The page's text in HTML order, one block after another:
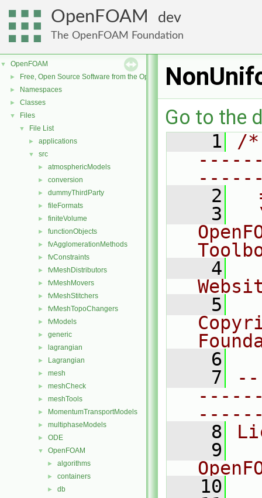
OpenFOAM dev
The OpenFOAM Foundation
▼ OpenFOAM
► Free, Open Source Software from the OpenFOAM Foundation
► Namespaces
► Classes
▼ Files
▼ File List
► applications
▼ src
► atmosphericModels
► conversion
► dummyThirdParty
► fileFormats
► finiteVolume
► functionObjects
► fvAgglomerationMethods
► fvConstraints
► fvMeshDistributors
► fvMeshMovers
► fvMeshStitchers
► fvMeshTopoChangers
► fvModels
► generic
► lagrangian
► Lagrangian
► mesh
► meshCheck
► meshTools
► MomentumTransportModels
► multiphaseModels
► ODE
▼ OpenFOAM
► algorithms
► containers
► db
Go to the
    1
/
    2
    3
    4
    5
    6
    7
    8
    9
   10